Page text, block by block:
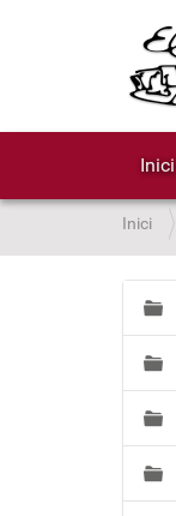
Inici
S
o
u
:
Inici
N
a
v
e
g
a
c